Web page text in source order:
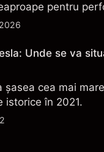
pentru
tehnologice și de
Unde se va
șasea cea mai
istorice în 2021.